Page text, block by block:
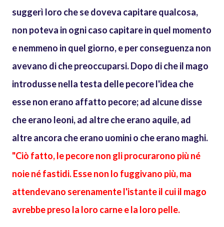
suggerì loro che se doveva capitare qualcosa,
non poteva in ogni caso capitare in quel momento
e nemmeno in quel giorno, e per conseguenza non
avevano di che preoccuparsi. Dopo di che il mago
introdusse nella testa delle pecore l'idea che
esse non erano affatto pecore; ad alcune disse
che erano leoni, ad altre che erano aquile, ad
altre ancora che erano uomini o che erano maghi.
"Ciò fatto, le pecore non gli procurarono più né
noie né fastidi. Esse non lo fuggivano più, ma
attendevano serenamente l'istante il cui il mago
avrebbe preso la loro carne e la loro pelle.